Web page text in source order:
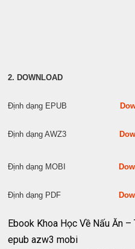
2. DOWNLOAD
Định dạng EPUB
Định dạng AWZ3
Định dạng MOBI
Định dạng PDF
Ebook Khoa Học Về Nấu Ăn
epub azw3 mobi